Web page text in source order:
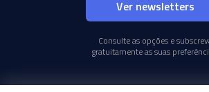
Ver newsletters
Consulte as opções e
gratuitamente as suas